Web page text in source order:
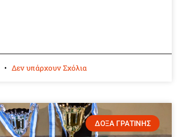
Δεν υπάρχουν Σχόλια
ΔΟΞΑ ΓΡΑΤΙΝΗΣ